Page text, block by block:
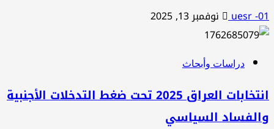
uesr -01 نوفمبر 13, 2025
دراسات وأبحاث
انتخابات العراق 2025 تحت ضغط التدخلات الأجنبية
والفساد السياسي